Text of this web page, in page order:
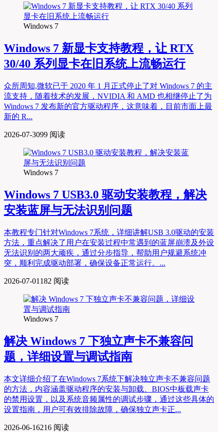
Windows 7
Windows 7 新显卡支持教程，让 RTX
30/40 系列显卡在旧系统上流畅运行
众所周知,微软已于 2020 年 1 月正式停止了对 Windows 7 的主
流支持，随着技术的发展，NVIDIA 和 AMD 也相继停止了为
Windows 7 发布新的官方驱动程序，这意味着，目前市面上最
新的 R...
2026-07-3099 阅读
Windows 7
Windows 7 USB3.0 驱动安装教程，解决
安装蓝屏与无法识别问题
本教程专门针对Windows 7系统，详细讲解USB 3.0驱动的安装
方法，重点解决了用户在安装过程中常遇到的蓝屏崩溃及外设
无法识别的两大顽疾，通过分步指导，帮助用户规避系统冲
突，顺利完成驱动部署，确保设备正常运行。...
2026-07-01 182 阅读
Windows 7
解决 Windows 7 下独立声卡不兼容问
题，详细设置与调试指南
本文详细介绍了在Windows 7系统下解决独立声卡不兼容问题
的方法，内容涵盖驱动程序的安装与卸载、BIOS中板载声卡
的禁用设置，以及系统音频属性的调试步骤，通过这些具体的
设置指南，用户可有效排除故障，确保独立声卡正...
2026-06-16216 阅读